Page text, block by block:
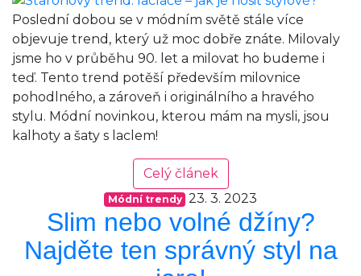
Poslední dobou se v módním světě stále více
objevuje trend, který už moc dobře znáte. Milovaly
jsme ho v průběhu 90. let a milovat ho budeme i
teď. Tento trend potěší především milovnice
pohodlného, a zároveň i originálního a hravého
stylu. Módní novinkou, kterou mám na mysli, jsou
kalhoty a šaty s laclem!
Celý článek
Módní trendy 23. 3. 2023
Slim nebo volné džíny?
Najděte ten správný styl na